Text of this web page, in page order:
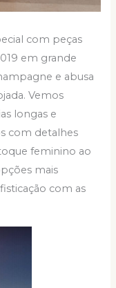
com peças
em grande
e abusa
Vemos
longas e
com detalhes
feminino ao
mais
com as